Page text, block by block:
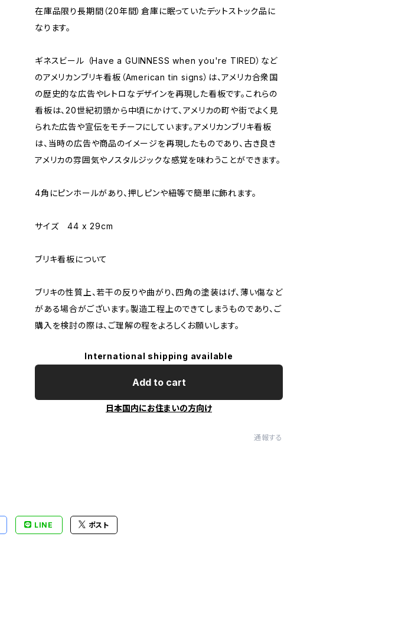
在庫品限り長期間（20年間）倉庫に眠っていたデットストック品に
なります。
ギネスビール （Have a GUINNESS when you're TIRED）など
のアメリカンブリキ看板（American tin signs）は、アメリカ合衆国
の歴史的な広告やレトロなデザインを再現した看板です。これらの
看板は、20世紀初頭から中頃にかけて、アメリカの町や街でよく見
られた広告や宣伝をモチーフにしています。アメリカンブリキ看板
は、当時の広告や商品のイメージを再現したものであり、古き良き
アメリカの雰囲気やノスタルジックな感覚を味わうことができます。
4角にピンホールがあり、押しピンや紐等で簡単に飾れます。
サイズ 44 x 29cm
ブリキ看板について
ブリキの性質上、若干の反りや曲がり、四角の塗装はげ、薄い傷など
がある場合がございます。製造工程上のできてしまうものであり、ご
購入を検討の際は、ご理解の程をよろしくお願いします。
International shipping available
Add to cart
日本国内にお住まいの方向け
通報する
LINE ポスト